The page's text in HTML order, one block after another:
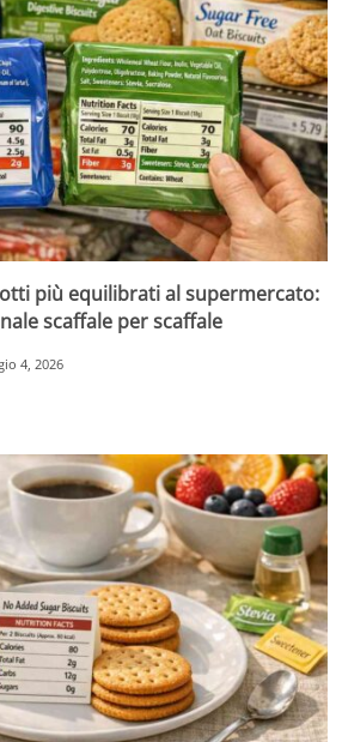
più equilibrati al supermercato:
scaffale per scaffale
4, 2026